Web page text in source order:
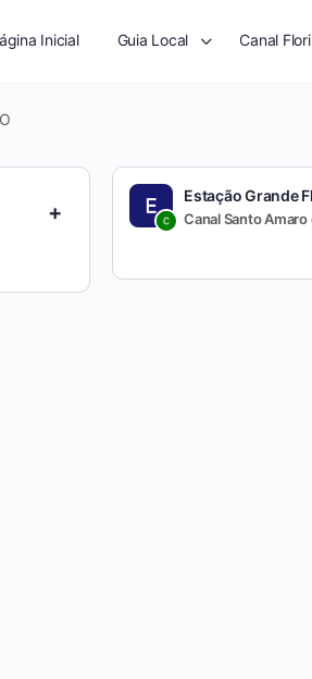
Inicial Guia Local Canal
Estação Grande
Canal Santo
+